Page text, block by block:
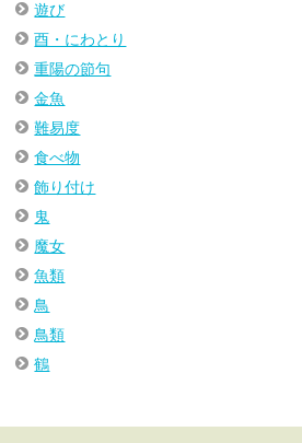
遊び
酉・にわとり
重陽の節句
金魚
難易度
食べ物
飾り付け
鬼
魔女
魚類
鳥
鳥類
鶴